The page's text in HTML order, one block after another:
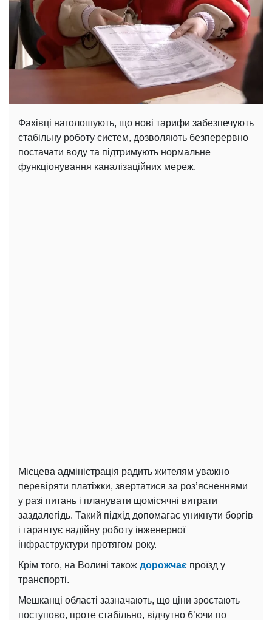
Фахівці наголошують, що нові тарифи забезпечують
стабільну роботу систем, дозволяють безперервно
постачати воду та підтримують нормальне
функціонування каналізаційних мереж.
Місцева адміністрація радить жителям уважно
перевіряти платіжки, звертатися за роз’ясненнями
у разі питань і планувати щомісячні витрати
заздалегідь. Такий підхід допомагає уникнути боргів
і гарантує надійну роботу інженерної
інфраструктури протягом року.
Крім того, на Волині також дорожчає проїзд у
транспорті.
Мешканці області зазначають, що ціни зростають
поступово, проте стабільно, відчутно б’ючи по